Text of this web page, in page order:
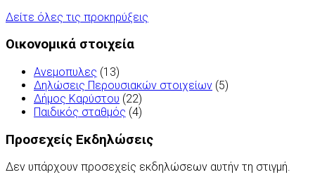
Δείτε όλες τις προκηρύξεις
Οικονομικά στοιχεία
Ανεμοπυλες (13)
Δηλώσεις Περουσιακών στοιχείων (5)
Δήμος Καρύστου (22)
Παιδικός σταθμός (4)
Προσεχείς Εκδηλώσεις
Δεν υπάρχουν προσεχείς εκδηλώσεων αυτήν τη στιγμή.